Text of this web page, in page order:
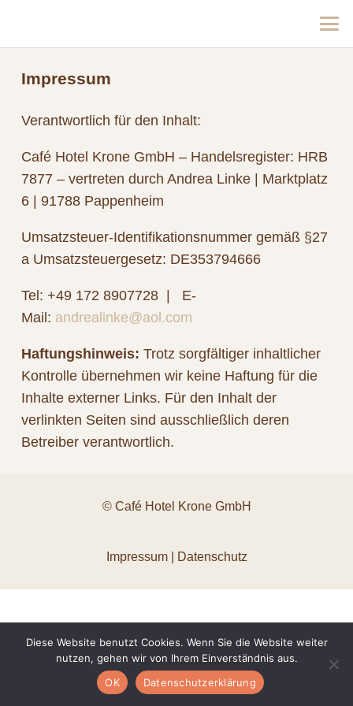
Impressum
Verantwortlich für den Inhalt:
Café Hotel Krone GmbH – Handelsregister: HRB
7877 – vertreten durch Andrea Linke | Marktplatz
6 | 91788 Pappenheim
Umsatzsteuer-Identifikationsnummer gemäß §27
a Umsatzsteuergesetz: DE353794666
Tel: +49 172 8907728 | E-
Mail: andrealinke@aol.com
Haftungshinweis: Trotz sorgfältiger inhaltlicher
Kontrolle übernehmen wir keine Haftung für die
Inhalte externer Links. Für den Inhalt der
verlinkten Seiten sind ausschließlich deren
Betreiber verantwortlich.
© Café Hotel Krone GmbH
Impressum| Datenschutz
Diese Website benutzt Cookies. Wenn Sie die Website weiter
nutzen, gehen wir von Ihrem Einverständnis aus.
OK
Datenschutzerklärung